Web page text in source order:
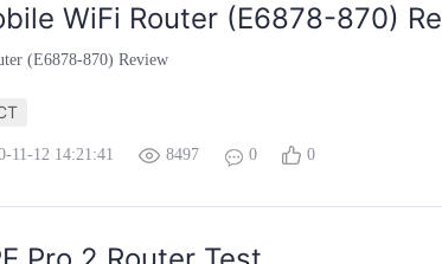
WiFi Router (E6878-870)
(E6878-870) Review
11-12 14:21:41 8497 0 0